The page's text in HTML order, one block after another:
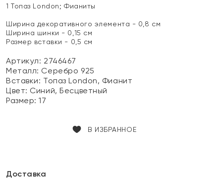
1 Топаз London; Фианиты
Ширина декоративного элемента - 0,8 см
Ширина шинки - 0,15 см
Размер вставки - 0,5 см
Артикул: 2746467
Металл: Серебро 925
Вставки: Топаз London, Фианит
Цвет: Синий, Бесцветный
Размер:17
В ИЗБРАННОЕ
Доставка